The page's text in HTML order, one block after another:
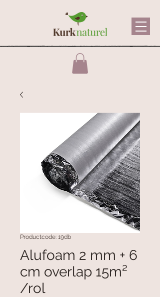
Productcode: 19db
Alufoam 2 mm + 6
cm overlap 15m²
/rol